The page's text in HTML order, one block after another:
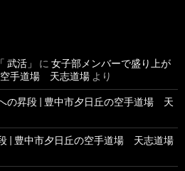
武活」 に 女子部メンバーで盛り上が
空手道場 天志道場 より
の昇段 | 豊中市夕日丘の空手道場 天
| 豊中市夕日丘の空手道場 天志道場